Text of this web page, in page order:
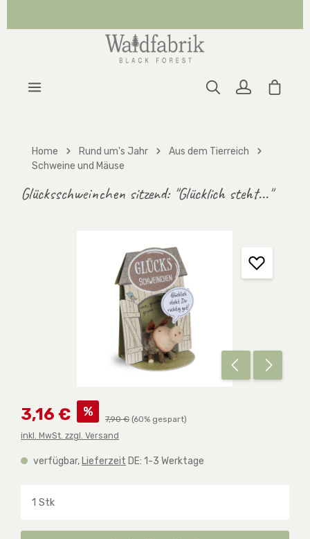
Home Rund um's Jahr
Aus dem Tierreich
Schweine und Mäuse
Glücksschweinchen sitzend: "Glücklich steht..."
Verkaufspreis:
3,16 € % Regulärer Preis:
7,90 € (60% gespart)
inkl. MwSt. zzgl. Versand
verfügbar, Lieferzeit DE: 1-3 Werktage